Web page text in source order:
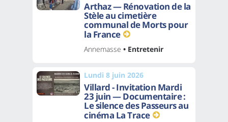
Arthaz — Rénovation de la
Stèle au cimetière
communal de Morts pour
la France
Annemasse • Entretenir
Lundi 8 juin 2026
Villard - Invitation Mardi
23 juin — Documentaire :
Le silence des Passeurs au
cinéma La Trace